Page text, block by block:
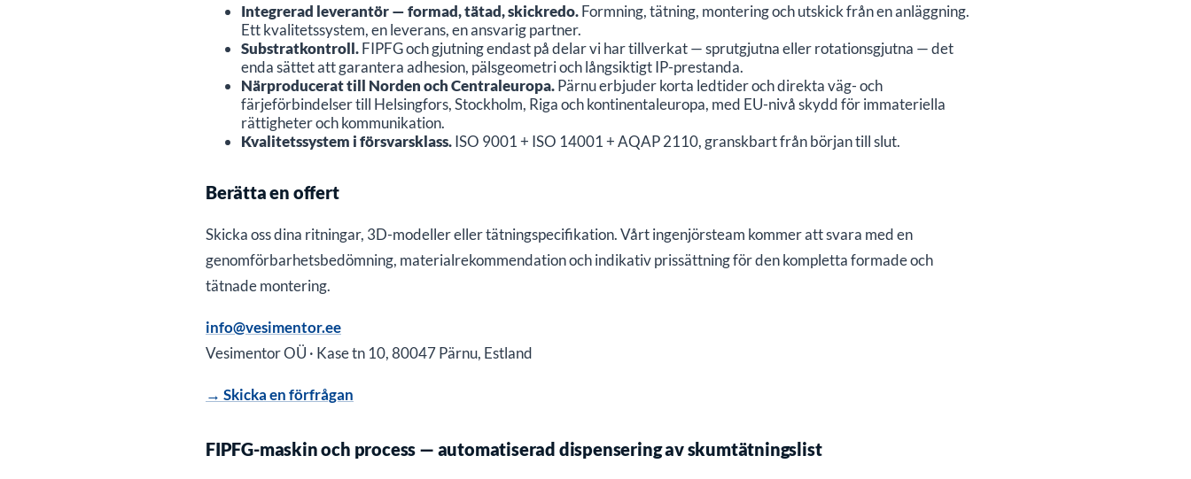
Integrerad leverantör — formad, tätad, skickredo.Formning, tätning, montering och utskick från en anläggning.
Ett kvalitetssystem, en leverans, en ansvarig partner.
Substratkontroll.FIPFG och gjutning endast på delar vi har tillverkat — sprutgjutna eller rotationsgjutna — det
enda sättet att garantera adhesion, pälsgeometri och långsiktigt IP-prestanda.
Närproducerat till Norden och Centraleuropa.Pärnu erbjuder korta ledtider och direkta väg- och
färjeförbindelser till Helsingfors, Stockholm, Riga och kontinentaleuropa, med EU-nivå skydd för immateriella
rättigheter och kommunikation.
Kvalitetssystem i försvarsklass.ISO 9001 + ISO 14001 + AQAP 2110, granskbart från början till slut.
Berätta en offert
Skicka oss dina ritningar, 3D-modeller eller tätningspecifikation. Vårt ingenjörsteam kommer att svara med en
genomförbarhetsbedömning, materialrekommendation och indikativ prissättning för den kompletta formade och
tätnade montering.
info@vesimentor.ee
Vesimentor OÜ · Kase tn 10, 80047 Pärnu, Estland
→ Skicka en förfrågan
FIPFG-maskin och process — automatiserad dispensering av skumtätningslist